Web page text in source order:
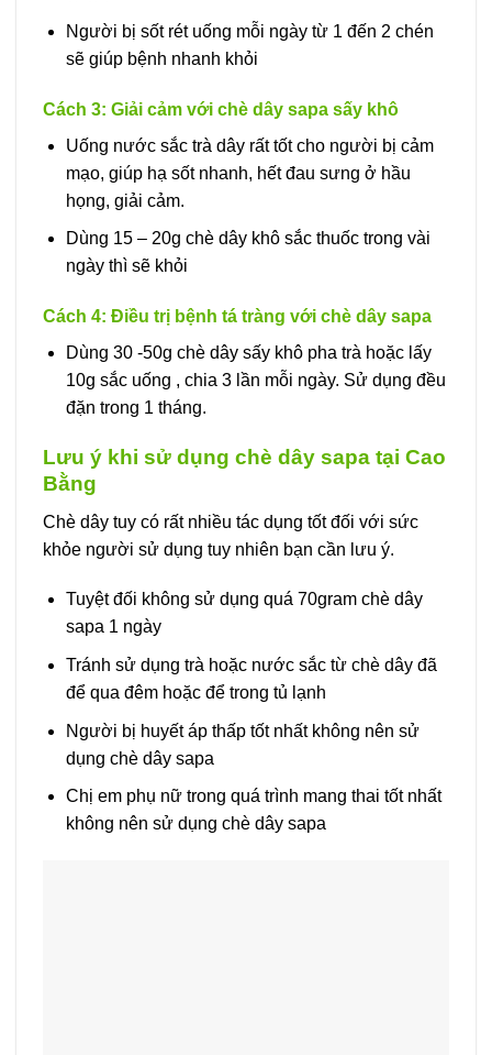
Người bị sốt rét uống mỗi ngày từ 1 đến 2 chén
sẽ giúp bệnh nhanh khỏi
Cách 3: Giải cảm với chè dây sapa sấy khô
Uống nước sắc trà dây rất tốt cho người bị cảm
mạo, giúp hạ sốt nhanh, hết đau sưng ở hầu
họng, giải cảm.
Dùng 15 – 20g chè dây khô sắc thuốc trong vài
ngày thì sẽ khỏi
Cách 4: Điều trị bệnh tá tràng với chè dây sapa
Dùng 30 -50g chè dây sấy khô pha trà hoặc lấy
10g sắc uống , chia 3 lần mỗi ngày. Sử dụng đều
đặn trong 1 tháng.
Lưu ý khi sử dụng chè dây sapa tại Cao
Bằng
Chè dây tuy có rất nhiều tác dụng tốt đối với sức
khỏe người sử dụng tuy nhiên bạn cần lưu ý.
Tuyệt đối không sử dụng quá 70gram chè dây
sapa 1 ngày
Tránh sử dụng trà hoặc nước sắc từ chè dây đã
để qua đêm hoặc để trong tủ lạnh
Người bị huyết áp thấp tốt nhất không nên sử
dụng chè dây sapa
Chị em phụ nữ trong quá trình mang thai tốt nhất
không nên sử dụng chè dây sapa